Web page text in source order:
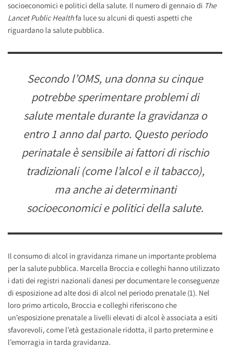
socioeconomici e politici della salute. Il numero di gennaio di The
Lancet Public Healthfa luce su alcuni di questi aspetti che
riguardano la salute pubblica.
Secondo l’OMS, una donna su cinque
potrebbe sperimentare problemi di
salute mentale durante la gravidanza o
entro 1 anno dal parto. Questo periodo
perinatale è sensibile ai fattori di rischio
tradizionali (come l’alcol e il tabacco),
ma anche ai determinanti
socioeconomici e politici della salute.
Il consumo di alcol in gravidanza rimane un importante problema
per la salute pubblica. Marcella Broccia e colleghi hanno utilizzato
i dati dei registri nazionali danesi per documentare le conseguenze
di esposizione ad alte dosi di alcol nel periodo prenatale (1). Nel
loro primo articolo, Broccia e colleghi riferiscono che
un’esposizione prenatale a livelli elevati di alcol è associata a esiti
sfavorevoli, come l’età gestazionale ridotta, il parto pretermine e
l’emorragia in tarda gravidanza.